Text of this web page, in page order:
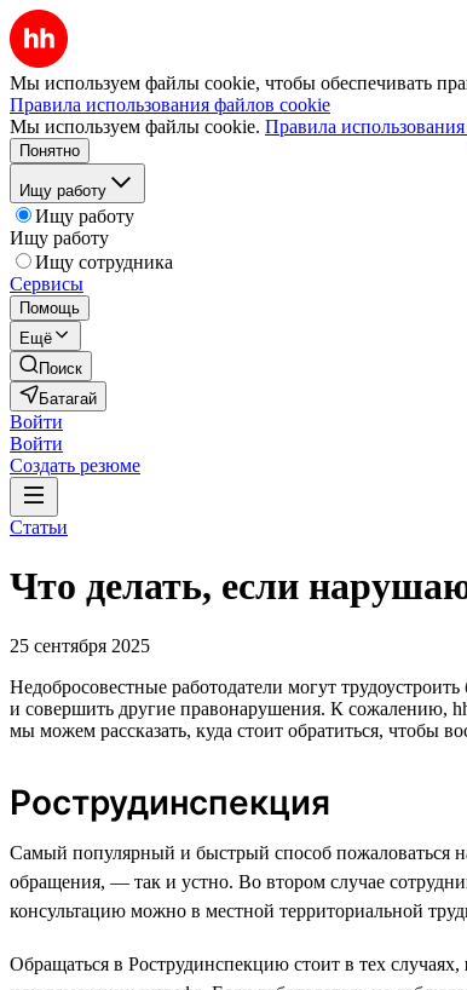
Мы используем файлы cookie, чтобы обеспечивать
Правила использования файлов cookie
Мы используем файлы cookie. Правила
Понятно
Ищу работу
Ищу работу
Ищу работу
Ищу сотрудника
Сервисы
Помощь
Ещё
Поиск
Батагай
Войти
Войти
Создать резюме
Статьи
Что делать, если
25 сентября 2025
Недобросовестные работодатели могут
и совершить другие правонарушения. К сожалению,
мы можем рассказать, куда стоит обратиться, чтобы
Рострудинспекция
Cамый популярный и быстрый способ пожаловаться
обращения, — так и устно. Во втором случае
консультацию можно в местной территориальной
Обращаться в Рострудинспекцию стоит в тех случаях,